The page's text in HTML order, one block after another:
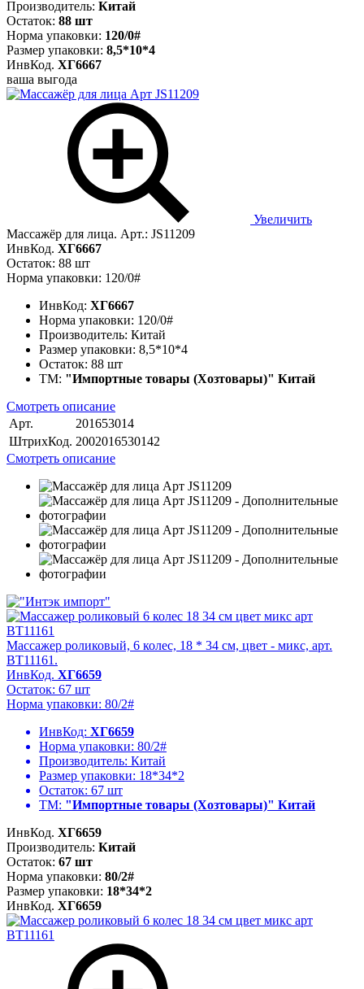
Производитель: Китай
Остаток: 88 шт
Норма упаковки: 120/0#
Размер упаковки: 8,5*10*4
ИнвКод. ХГ6667
ваша выгода
Увеличить
Массажёр для лица. Арт.: JS11209
ИнвКод. ХГ6667
Остаток: 88 шт
Норма упаковки: 120/0#
ИнвКод: ХГ6667
Норма упаковки: 120/0#
Производитель: Китай
Размер упаковки: 8,5*10*4
Остаток: 88 шт
ТМ: "Импортные товары (Хозтовары)" Китай
Смотреть описание
Арт.
201653014
ШтрихКод. 2002016530142
Смотреть описание
Массажер роликовый, 6 колес, 18 * 34 см, цвет - микс, арт.
BT11161.
ИнвКод. ХГ6659
Остаток: 67 шт
Норма упаковки: 80/2#
ИнвКод: ХГ6659
Норма упаковки: 80/2#
Производитель: Китай
Размер упаковки: 18*34*2
Остаток: 67 шт
ТМ: "Импортные товары (Хозтовары)" Китай
ИнвКод. ХГ6659
Производитель: Китай
Остаток: 67 шт
Норма упаковки: 80/2#
Размер упаковки: 18*34*2
ИнвКод. ХГ6659